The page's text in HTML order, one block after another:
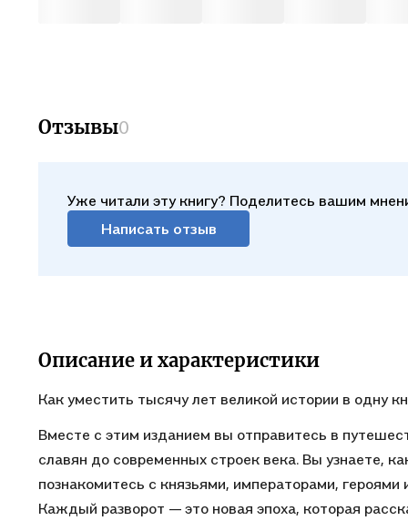
Отзывы0
Уже читали эту книгу? Поделитесь вашим
Написать отзыв
Описание и характеристики
Как уместить тысячу лет великой истории в одну
Вместе с этим изданием вы отправитесь в
славян до современных строек века. Вы узнаете,
познакомитесь с князьями, императорами,
Каждый разворот — это новая эпоха, которая